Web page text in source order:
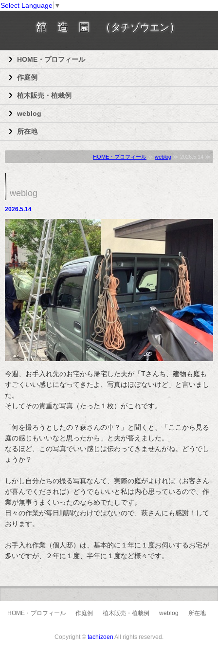
Select Language ▼
舘 造 園 （ タチゾウエン）
HOME・プロフィール
作庭例
植木販売・植栽例
weblog
所在地
HOME・プロフィール ≫ weblog ≫ 2026.5.14 ≫
weblog
2026.5.14
今週、お手入れ先のお宅から帰宅した夫が「Tさんち、建物も庭も
すごくいい感じになってきたよ、写真はほぼないけど」と言いまし
た。
そしてその貴重な写真（たった１枚）がこれです。
「何を撮ろうとしたの？萩さんの車？」と聞くと、「ここから見る
庭の感じもいいなと思ったから」と夫が答えました。
なるほど、この写真でいい感じは伝わってきませんがね。どうでし
ょうか？
しかし自分たちの撮る写真なんて、実際の庭がよければ（お客さん
が喜んでくだされば）どうでもいいと私は内心思っているので、作
業が無事うまくいったのならめでたしです。
日々の作業が毎日順調なわけではないので、萩さんにも感謝！して
おります。
お手入れ作業（個人邸）は、基本的に１年に１度お伺いするお宅が
多いですが、２年に１度、半年に１度など様々です。
HOME・プロフィール 作庭例 植木販売・植栽例 weblog 所在地
Copyright © tachizoen All rights reserved.